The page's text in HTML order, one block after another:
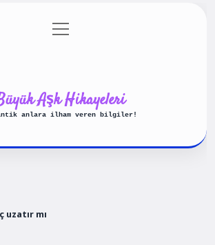
Gizlilik Politikası
menüyü
aç
Aşk Hikayeleri
anlara ilham veren bilgiler!
uzatır mı